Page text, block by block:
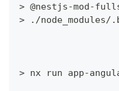
> @nestjs-mod-
> ./
> nx run app-